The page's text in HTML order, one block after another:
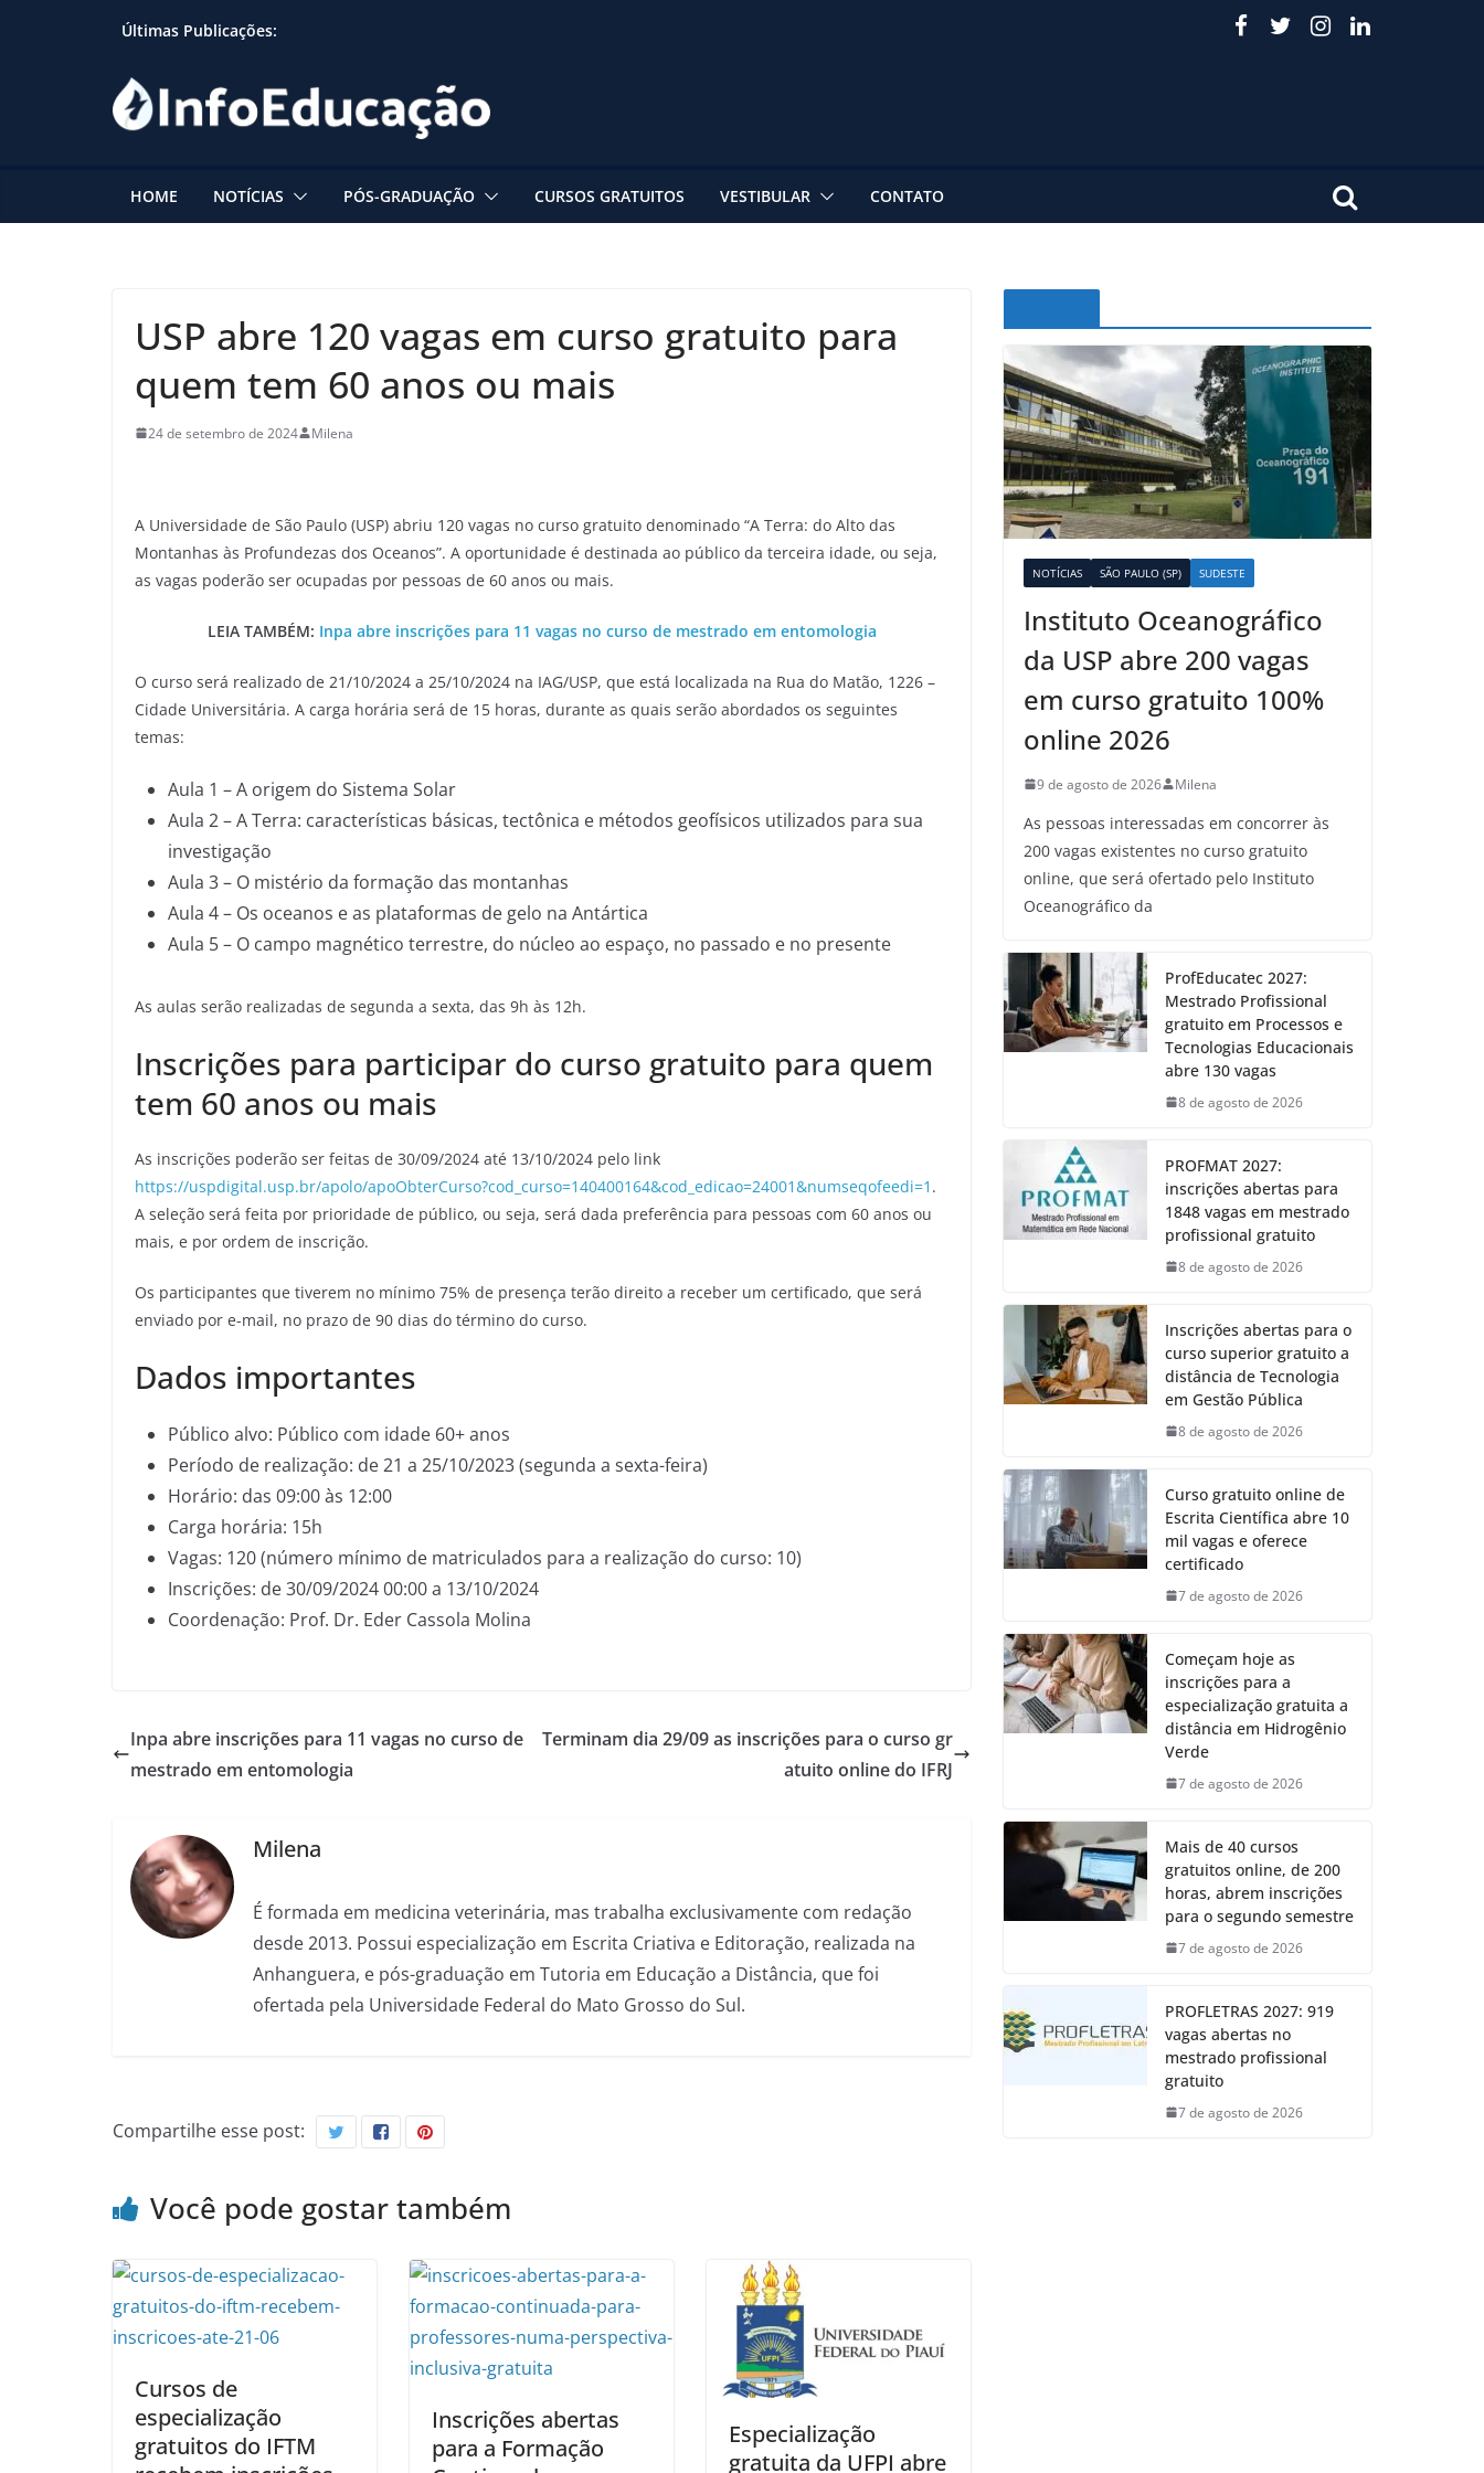
Últimas Publicações:
HOME NOTÍCIAS PÓS-GRADUAÇÃO CURSOS GRATUITOS VESTIBULAR CONTATO
USP abre 120 vagas em curso gratuito para
quem tem 60 anos ou mais
24 de setembro de 2024 Milena
A Universidade de São Paulo (USP) abriu 120 vagas no curso gratuito denominado “A Terra: do Alto das
Montanhas às Profundezas dos Oceanos”. A oportunidade é destinada ao público da terceira idade, ou seja,
as vagas poderão ser ocupadas por pessoas de 60 anos ou mais.
LEIA TAMBÉM: Inpa abre inscrições para 11 vagas no curso de mestrado em entomologia
O curso será realizado de 21/10/2024 a 25/10/2024 na IAG/USP, que está localizada na Rua do Matão, 1226 –
Cidade Universitária. A carga horária será de 15 horas, durante as quais serão abordados os seguintes
temas:
Aula 1 – A origem do Sistema Solar
Aula 2 – A Terra: características básicas, tectônica e métodos geofísicos utilizados para sua
investigação
Aula 3 – O mistério da formação das montanhas
Aula 4 – Os oceanos e as plataformas de gelo na Antártica
Aula 5 – O campo magnético terrestre, do núcleo ao espaço, no passado e no presente
As aulas serão realizadas de segunda a sexta, das 9h às 12h.
Inscrições para participar do curso gratuito para quem
tem 60 anos ou mais
As inscrições poderão ser feitas de 30/09/2024 até 13/10/2024 pelo link
https://uspdigital.usp.br/apolo/apoObterCurso?cod_curso=140400164&cod_edicao=24001&numseqofeedi=1 .
A seleção será feita por prioridade de público, ou seja, será dada preferência para pessoas com 60 anos ou
mais, e por ordem de inscrição.
Os participantes que tiverem no mínimo 75% de presença terão direito a receber um certificado, que será
enviado por e-mail, no prazo de 90 dias do término do curso.
Dados importantes
Público alvo: Público com idade 60+ anos
Período de realização: de 21 a 25/10/2023 (segunda a sexta-feira)
Horário: das 09:00 às 12:00
Carga horária: 15h
Vagas: 120 (número mínimo de matriculados para a realização do curso: 10)
Inscrições: de 30/09/2024 00:00 a 13/10/2024
Coordenação: Prof. Dr. Eder Cassola Molina
Inpa abre inscrições para 11 vagas no curso de
mestrado em entomologia
Terminam dia 29/09 as inscrições para o curso gr
atuito online do IFRJ
Milena
É formada em medicina veterinária, mas trabalha exclusivamente com redação
desde 2013. Possui especialização em Escrita Criativa e Editoração, realizada na
Anhanguera, e pós-graduação em Tutoria em Educação a Distância, que foi
ofertada pela Universidade Federal do Mato Grosso do Sul.
Compartilhe esse post:
Você pode gostar também
Cursos de
especialização
gratuitos do IFTM
Inscrições abertas
para a Formação
Especialização
gratuita da UFPI abre
NOTÍCIAS SÃO PAULO (SP) SUDESTE
Instituto Oceanográfico
da USP abre 200 vagas
em curso gratuito 100%
online 2026
9 de agosto de 2026 Milena
As pessoas interessadas em concorrer às
200 vagas existentes no curso gratuito
online, que será ofertado pelo Instituto
Oceanográfico da
ProfEducatec 2027:
Mestrado Profissional
gratuito em Processos e
Tecnologias Educacionais
abre 130 vagas
8 de agosto de 2026
PROFMAT 2027:
inscrições abertas para
1848 vagas em mestrado
profissional gratuito
8 de agosto de 2026
Inscrições abertas para o
curso superior gratuito a
distância de Tecnologia
em Gestão Pública
8 de agosto de 2026
Curso gratuito online de
Escrita Científica abre 10
mil vagas e oferece
certificado
7 de agosto de 2026
Começam hoje as
inscrições para a
especialização gratuita a
distância em Hidrogênio
Verde
7 de agosto de 2026
Mais de 40 cursos
gratuitos online, de 200
horas, abrem inscrições
para o segundo semestre
7 de agosto de 2026
PROFLETRAS 2027: 919
vagas abertas no
mestrado profissional
gratuito
7 de agosto de 2026